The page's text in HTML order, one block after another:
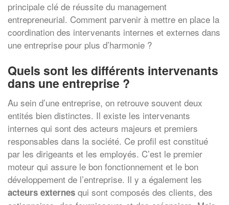
principale clé de réussite du management
entrepreneurial. Comment parvenir à mettre en place la
coordination des intervenants internes et externes dans
une entreprise pour plus d’harmonie ?
Quels sont les différents intervenants
dans une entreprise ?
Au sein d’une entreprise, on retrouve souvent deux
entités bien distinctes. Il existe les intervenants
internes qui sont des acteurs majeurs et premiers
responsables dans la société. Ce profil est constitué
par les dirigeants et les employés. C’est le premier
moteur qui assure le bon fonctionnement et le bon
développement de l’entreprise. Il y a également les
acteurs externes qui sont composés des clients, des